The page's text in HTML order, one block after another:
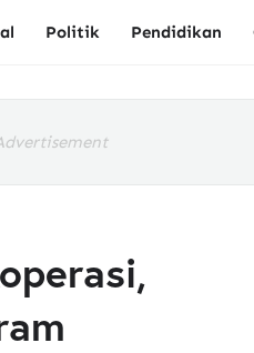
Politik Pendidikan